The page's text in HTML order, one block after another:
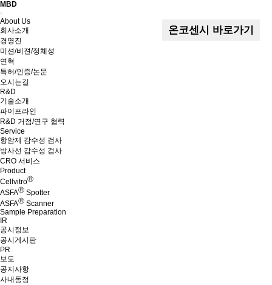
MBD
Menu
About Us
회사소개
경영진
미션/비젼/정체성
연혁
특허/인증/논문
오시는길
R&D
기술소개
파이프라인
R&D 거점/연구 협력
Service
항암제 감수성 검사
방사선 감수성 검사
CRO 서비스
Product
CellvitroⓇ
ASFAⓇ Spotter
ASFAⓇ Scanner
Sample Preparation
IR
공시정보
공시게시판
PR
보도
공지사항
사내동정
온코센시 바로가기